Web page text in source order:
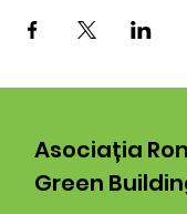
Asociația
Green